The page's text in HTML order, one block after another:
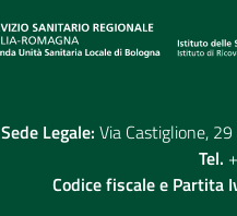
Sede Legale: Via Castiglione,
Tel.
Codice fiscale e Partita